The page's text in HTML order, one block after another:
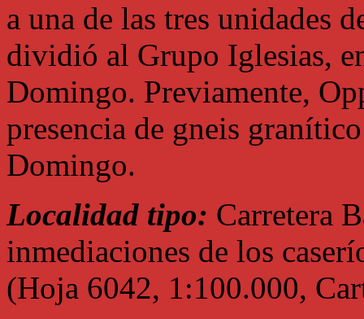
a una de las tres unidades
dividió al Grupo Iglesias,
Domingo. Previamente,
presencia de gneis
Domingo.
Localidad tipo: Carretera
inmediaciones de los
(Hoja 6042, 1:100.000,